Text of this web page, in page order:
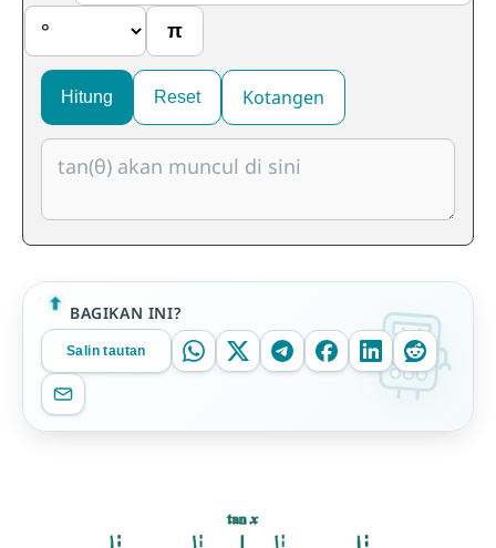
π
Hitung Reset Kotangen
BAGIKAN INI?
Salin tautan